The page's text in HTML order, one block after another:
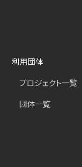
利用団体
プロジェクト一覧
団体一覧